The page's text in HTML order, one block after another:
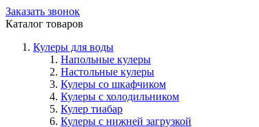
Заказать звонок
Каталог товаров
Кулеры для воды
Напольные кулеры
Настольные кулеры
Кулеры со шкафчиком
Кулеры с холодильником
Кулер тиабар
Кулеры с нижней загрузкой